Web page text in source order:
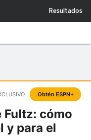
Resultados
Obtén ESPN+
Fultz: cómo
y para el